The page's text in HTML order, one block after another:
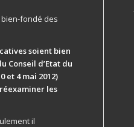
bien-fondé des
soient bien
Conseil d’Etat du
et 4 mai 2012)
les
il